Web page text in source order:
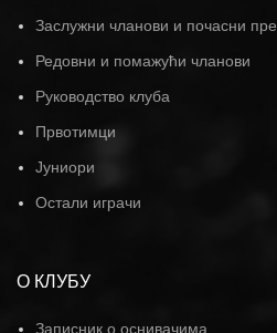
Заслужни чланови и почасни
Редовни и помажући чланови
Руководство клуба
Првотимци
Јуниори
Остали играчи
О КЛУБУ
Записник о оснивачима